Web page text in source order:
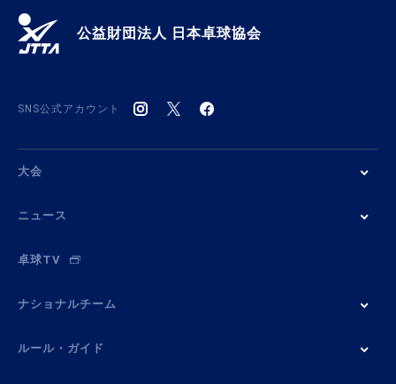
公益財団法人 日本卓球協会
SNS公式アカウント
大会
ニュース
卓球TV
ナショナルチーム
ルール・ガイド